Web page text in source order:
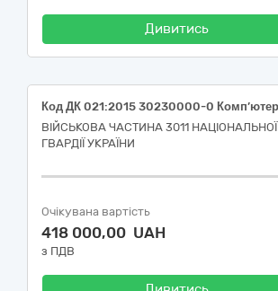
Дивитись
ВІЙСЬКОВА ЧАСТИНА 3011 НАЦІОНАЛЬНОЇ
ГВАРДІЇ УКРАЇНИ
Очікувана вартість
418 000,00 UAH
з ПДВ